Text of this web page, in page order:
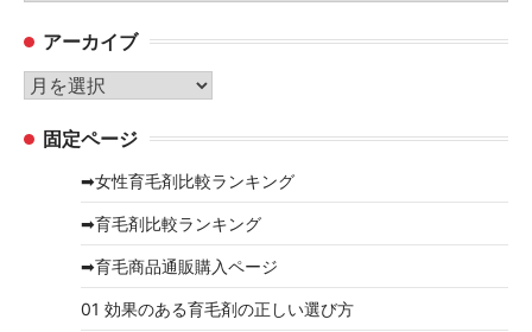
ゴ
リ
ー
アーカイブ
ア
カ 固定ページ
➡女性育毛剤比較ランキング
➡育毛剤比較ランキング
➡育毛商品通販購入ページ
01 効果のある育毛剤の正しい選び方